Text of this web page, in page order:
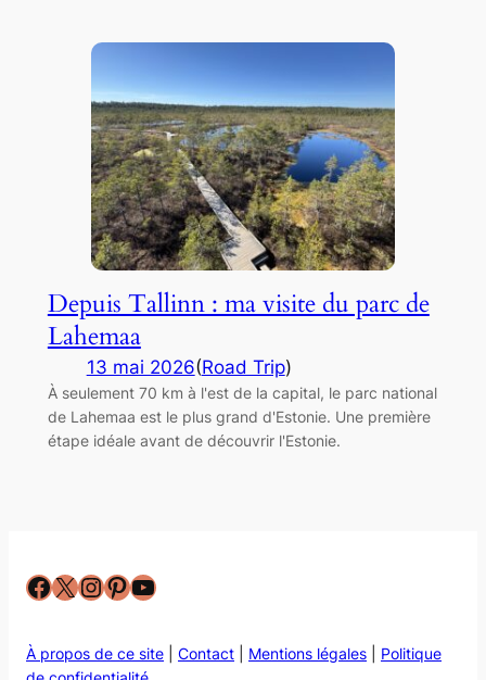
Depuis Tallinn : ma visite du parc de
Lahemaa
13 mai 2026(Road Trip)
À seulement 70 km à l'est de la capital, le parc national
de Lahemaa est le plus grand d'Estonie. Une première
étape idéale avant de découvrir l'Estonie.
Facebook
X Instagram
Pinterest
YouTube
À propos de ce site Contact Mentions légales
Politique